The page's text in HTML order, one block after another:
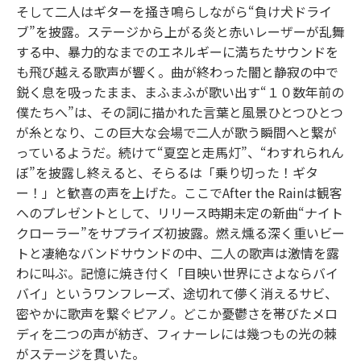
そして二人はギターを掻き鳴らしながら“負け犬ドライ
ブ”を披露。ステージから上がる炎と赤いレーザーが乱舞
する中、暴力的なまでのエネルギーに満ちたサウンドを
も飛び越える歌声が響く。曲が終わった闇と静寂の中で
鋭く息を吸ったまま、まふまふが歌い出す“１０数年前の
僕たちへ”は、その詞に描かれた言葉と風景ひとつひとつ
が糸となり、この巨大な会場で二人が歌う瞬間へと繋が
っているようだ。続けて“夏空と走馬灯”、“わすれられん
ぼ”を披露し終えると、そらるは「乗り切った！ギタ
ー！」と歓喜の声を上げた。ここでAfter the Rainは観客
へのプレゼントとして、リリース時期未定の新曲“ナイト
クローラー”をサプライズ初披露。燃え燻る深く重いビー
トと凄絶なバンドサウンドの中、二人の歌声は激情を露
わに叫ぶ。記憶に焼き付く「目映い世界にさよならバイ
バイ」というワンフレーズ、途切れて儚く消えるサビ、
密やかに歌声を繋ぐピアノ。どこか憂鬱さを帯びたメロ
ディを二つの声が紡ぎ、フィナーレには幾つもの光の棘
がステージを貫いた。